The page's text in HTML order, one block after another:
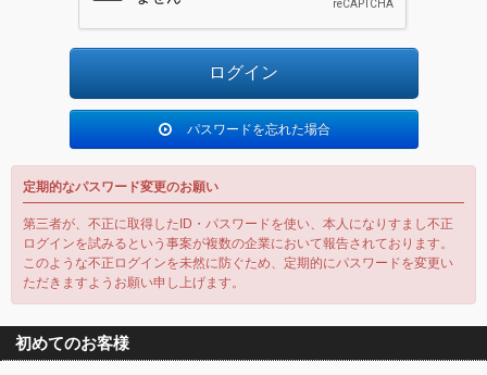
パスワードを忘れた場合
定期的なパスワード変更のお願い
第三者が、不正に取得したID・パスワードを使い、本人になりすまし不正
ログインを試みるという事案が複数の企業において報告されております。
このような不正ログインを未然に防ぐため、定期的にパスワードを変更い
ただきますようお願い申し上げます。
初めてのお客様